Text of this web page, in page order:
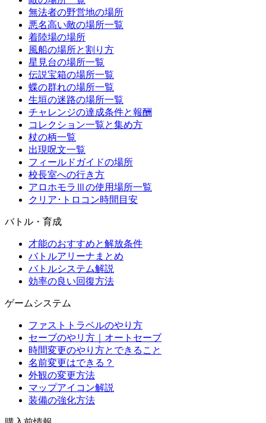
無法者の野営地の場所
悪名高い敵の場所一覧
着陸場の場所
風船の場所と割り方
星見台の場所一覧
伝説宝箱の場所一覧
蝶の群れの場所一覧
生垣の迷路の場所一覧
チャレンジの達成条件と報酬
コレクション一覧と集め方
杖の柄一覧
出現呪文一覧
フィールドガイドの場所
校長室への行き方
アロホモラⅢの使用場所一覧
クリア･トロコン時間目安
バトル・育成
才能のおすすめと解放条件
バトルアリーナまとめ
バトルシステム解説
効率の良い回復方法
ゲームシステム
ファストトラベルのやり方
セーブのやリ方｜オートセーブ
時間変更のやり方とできること
名前変更はできる？
外観の変更方法
マップアイコン解説
装備の強化方法